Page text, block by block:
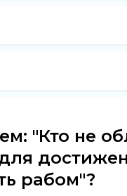
"Кто не
рабом"?